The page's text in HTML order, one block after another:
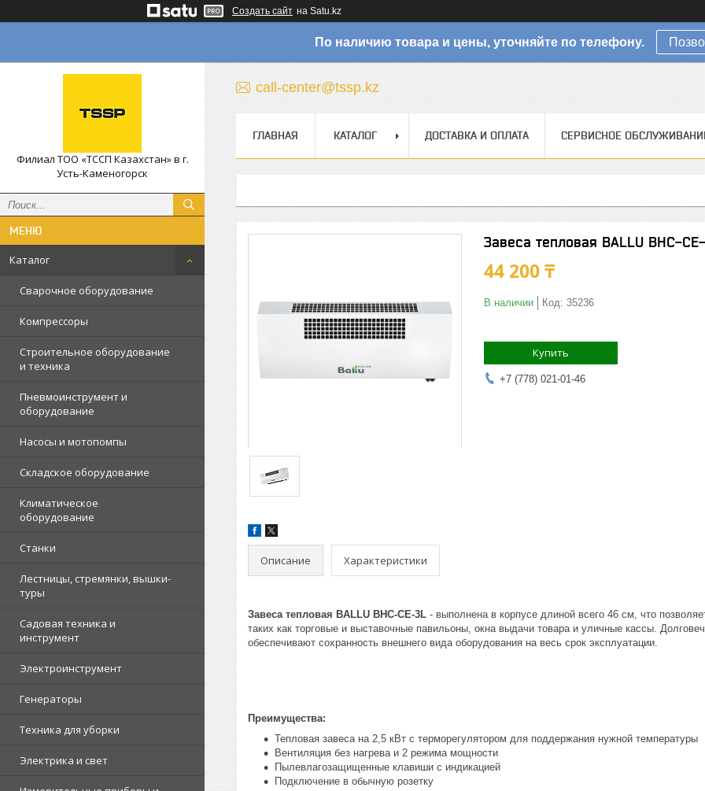
Создать сайт на Satu.kz
По наличию товара и цены, уточняйте по телефону.
Филиал ТОО «ТССП Казахстан» в г.
Усть-Каменогорск
Каталог
Сварочное оборудование
Компрессоры
Строительное оборудование
и техника
Пневмоинструмент и
оборудование
Насосы и мотопомпы
Складское оборудование
Климатическое
оборудование
Станки
Лестницы, стремянки, вышки-
туры
Садовая техника и
инструмент
Электроинструмент
Генераторы
Техника для уборки
Электрика и свет
call-center@tssp.kz
ГЛАВНАЯ КАТАЛОГ ДОСТАВКА И ОПЛАТА СЕРВИСНОЕ
Завеса тепловая BALLU BHC-
44 200 ₸
В наличии Код: 35236
Купить
+7 (778) 021-01-46
Описание Характеристики
Завеса тепловая BALLU BHC-CE-3L - выполнена в корпусе длиной всего 46 см, что
таких как торговые и выставочные павильоны, окна выдачи товара и уличные кассы.
обеспечивают сохранность внешнего вида оборудования на весь срок эксплуатации.
Преимущества:
Тепловая завеса на 2,5 кВт с терморегулятором для поддержания нужной температуры
Вентиляция без нагрева и 2 режима мощности
Пылевлагозащищенные клавиши с индикацией
Подключение в обычную розетку